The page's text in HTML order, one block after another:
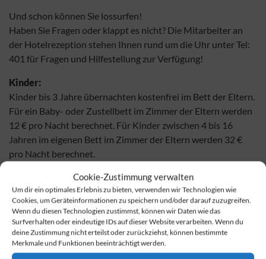
Cookie-Zustimmung verwalten
Um dir ein optimales Erlebnis zu bieten, verwenden wir Technologien wie
Cookies, um Geräteinformationen zu speichern und/oder darauf zuzugreifen.
Wenn du diesen Technologien zustimmst, können wir Daten wie das
Surfverhalten oder eindeutige IDs auf dieser Website verarbeiten. Wenn du
deine Zustimmung nicht erteilst oder zurückziehst, können bestimmte
Merkmale und Funktionen beeinträchtigt werden.
Und schon können Sie lossurfen!
Haben Sie Fragen oder klappt es nicht? Die Mitarbeiter an
der Hotelrezeption stehen Ihnen rund um die Uhr unter Tel:
401 für Fragen und Hilfestellung zur Verfügung!
Kinder:
Kinder bis 3 Jahre übernachten kostenfrei im Bett der Eltern.
Für ein Baby- oder Zustellbett im Zimmer der Eltern werden
12 € pro Nacht berechnet. Für Kinder zwischen 4 bis 16
Jahren im eigenen Bett im Zimmer der Eltern werden 32 €
pro Nacht berechnet.
Kissenauswahl:
Wir stellen Ihnen eine Auswahl verschiedener Kissen zur
Verfügung. Bitte kontaktieren Sie die Rezeption.
Kosmetikartikel:
Hygiene- und Kosmetikartikel (z.B. Einwegrasierer,